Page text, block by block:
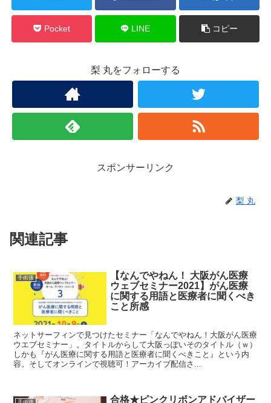
Pocket LINE コピー
梨 丸をフォローする
スポンサーリンク
梨 丸
関連記事
手術後
【なんでやねん！ 大阪がん医療
ウェブセミナー2021】がん医療
に関する用語と医療者に聞くべき
こと所感
ネットサーフィンで見つけたセミナー「なんでやねん！大阪がん医療
ウエブセミナー」。タイトルからして大阪っぽいそのタイトル（ｗ）
しかも『がん医療に関する用語と医療者に聞くべきこと』という内
容。そしてオンラインで視聴可！アーカイブ配信さ...
手術後
合格★ピンクリボンアドバイザー